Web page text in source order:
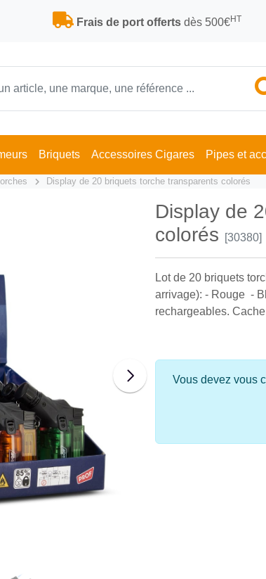
Frais de port offertsdès 500€HT
Briquets Accessoires Cigares Pipes et
Display de 20 briquets torche transparents colorés
Display de
colorés
[30380]
Lot de 20 briquets
arrivage): - Rouge -
rechargeables.
Vous devez vous